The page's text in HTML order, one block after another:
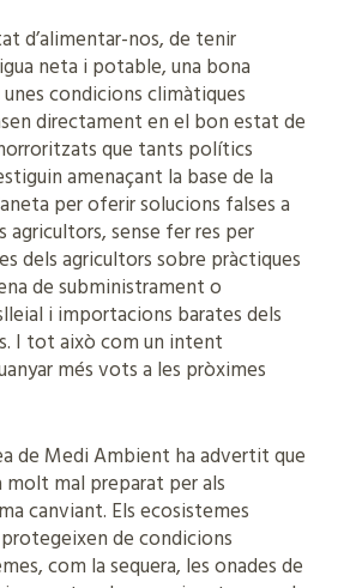
d’alimentar-nos, de tenir
neta i potable, una bona
condicions climàtiques
directament en el bon estat de
que tants polítics
amenaçant la base de la
per oferir solucions falses a
agricultors, sense fer res per
dels agricultors sobre pràctiques
de subministrament o
i importacions barates dels
I tot això com un intent
més vots a les pròximes
de Medi Ambient ha advertit que
mal preparat per als
canviant. Els ecosistemes
de condicions
com la sequera, les onades de